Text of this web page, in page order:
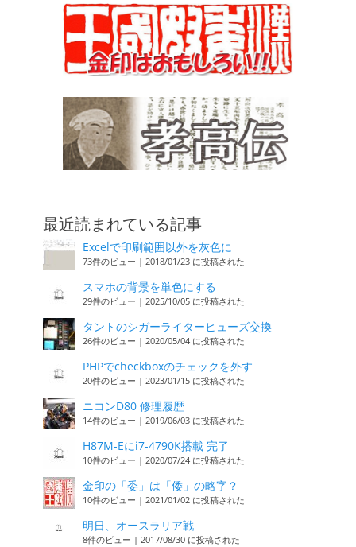
最近読まれている記事
Excelで印刷範囲以外を灰色に
73件のビュー | 2018/01/23 に投稿された
スマホの背景を単色にする
29件のビュー | 2025/10/05 に投稿された
タントのシガーライターヒューズ交換
26件のビュー | 2020/05/04 に投稿された
PHPでcheckboxのチェックを外す
20件のビュー | 2023/01/15 に投稿された
ニコンD80 修理履歴
14件のビュー | 2019/06/03 に投稿された
H87M-Eにi7-4790K搭載 完了
10件のビュー | 2020/07/24 に投稿された
金印の「委」は「倭」の略字？
10件のビュー | 2021/01/02 に投稿された
明日、オースラリア戦
8件のビュー | 2017/08/30 に投稿された